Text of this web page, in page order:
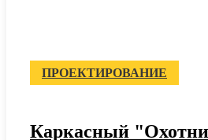
ПРОЕКТИРОВАНИЕ
Каркасный